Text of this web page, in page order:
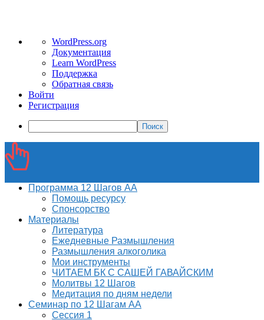
WordPress
WordPress.org
Документация
Learn WordPress
Поддержка
Обратная связь
Войти
Регистрация
Поиск
Программа 12 Шагов АА
Помощь ресурсу
Спонсорство
Материалы
Литература
Ежедневные Размышления
Размышления алкоголика
Мои инструменты
ЧИТАЕМ БК С САШЕЙ ГАВАЙСКИМ
Молитвы 12 Шагов
Медитация по дням недели
Семинар по 12 Шагам АА
Сессия 1